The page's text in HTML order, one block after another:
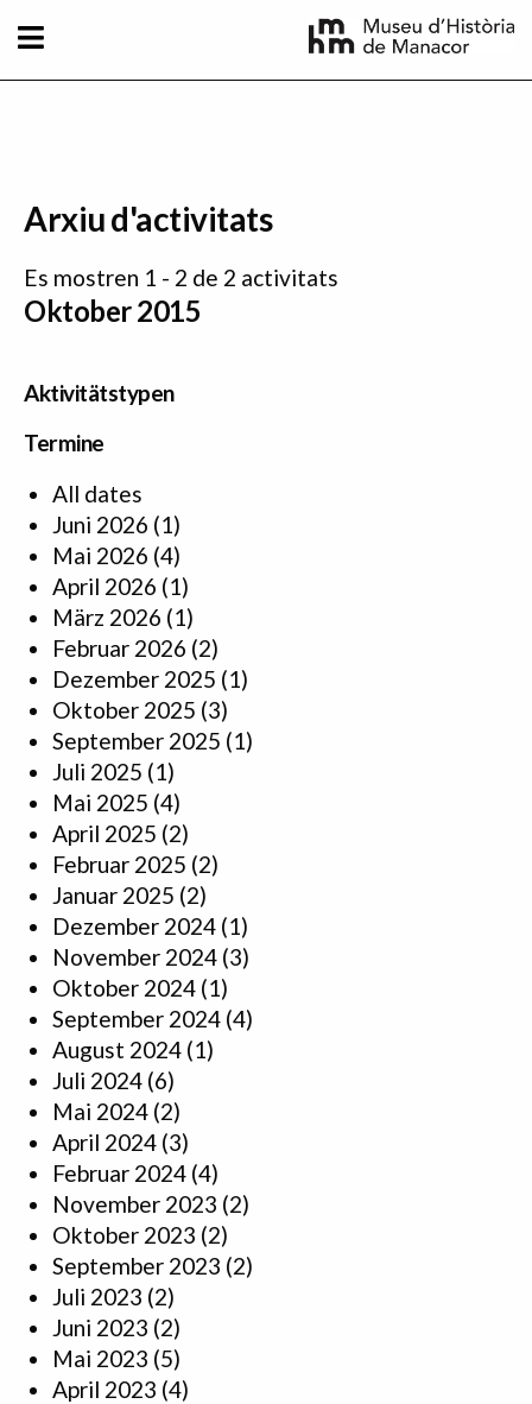
Arxiu d'activitats
Es mostren 1 - 2 de 2 activitats
Oktober 2015
Aktivitätstypen
Termine
All dates
Juni 2026 (1)
Mai 2026 (4)
April 2026 (1)
März 2026 (1)
Februar 2026 (2)
Dezember 2025 (1)
Oktober 2025 (3)
September 2025 (1)
Juli 2025 (1)
Mai 2025 (4)
April 2025 (2)
Februar 2025 (2)
Januar 2025 (2)
Dezember 2024 (1)
November 2024 (3)
Oktober 2024 (1)
September 2024 (4)
August 2024 (1)
Juli 2024 (6)
Mai 2024 (2)
April 2024 (3)
Februar 2024 (4)
November 2023 (2)
Oktober 2023 (2)
September 2023 (2)
Juli 2023 (2)
Juni 2023 (2)
Mai 2023 (5)
April 2023 (4)